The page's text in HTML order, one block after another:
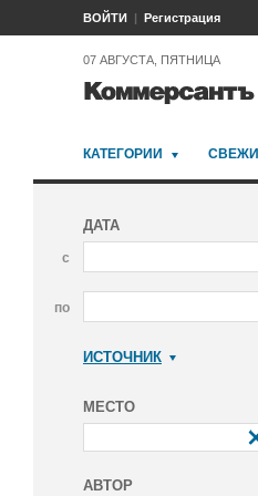
ВОЙТИ Регистрация
07 АВГУСТА, ПЯТНИЦА
КАТЕГОРИИ
ДАТА
с
по
ИСТОЧНИК
МЕСТО
АВТОР